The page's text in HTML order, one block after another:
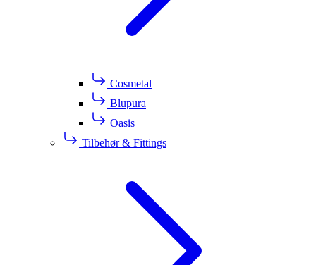
Cosmetal
Blupura
Oasis
Tilbehør & Fittings